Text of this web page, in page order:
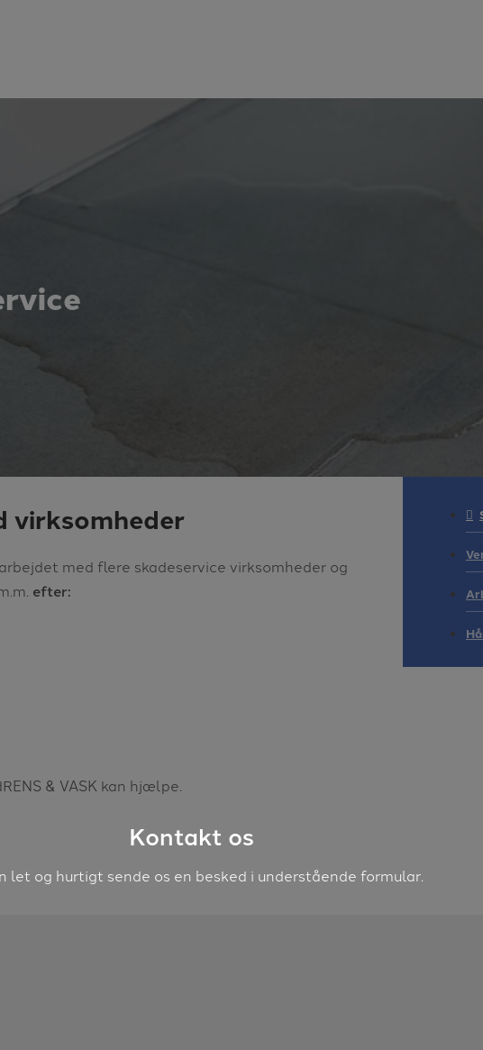
virksomheder
med flere skadeservice virksomheder og
efter:
& VASK kan hjælpe.
Kontakt os
let og hurtigt sende os en besked i understående formular.